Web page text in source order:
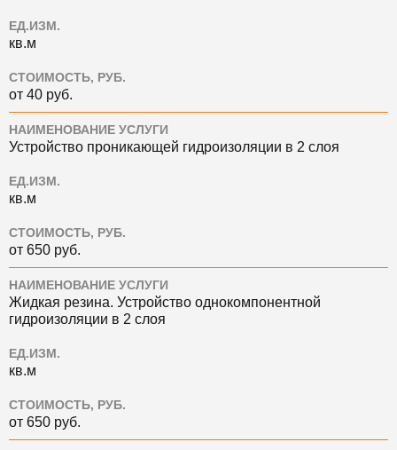
ЕД.ИЗМ.
кв.м
СТОИМОСТЬ, РУБ.
от 40 руб.
НАИМЕНОВАНИЕ УСЛУГИ
Устройство проникающей гидроизоляции в 2 слоя
ЕД.ИЗМ.
кв.м
СТОИМОСТЬ, РУБ.
от 650 руб.
НАИМЕНОВАНИЕ УСЛУГИ
Жидкая резина. Устройство однокомпонентной
гидроизоляции в 2 слоя
ЕД.ИЗМ.
кв.м
СТОИМОСТЬ, РУБ.
от 650 руб.